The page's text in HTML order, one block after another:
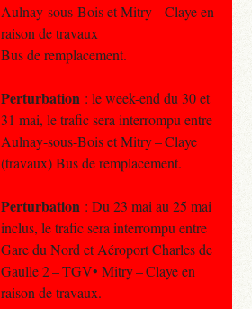
Aulnay-sous-Bois et Mitry – Claye en
raison de travaux
Bus de remplacement.
Perturbation : le week-end du 30 et
31 mai, le trafic sera interrompu entre
Aulnay-sous-Bois et Mitry – Claye
(travaux) Bus de remplacement.
Perturbation : Du 23 mai au 25 mai
inclus, le trafic sera interrompu entre
Gare du Nord et Aéroport Charles de
Gaulle 2 – TGV• Mitry – Claye en
raison de travaux.